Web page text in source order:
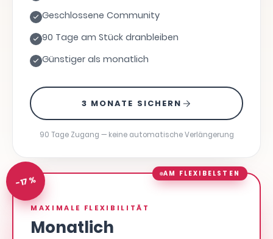
Geschlossene Community
90 Tage am Stück dranbleiben
Günstiger als monatlich
3 MONATE SICHERN
90 Tage Zugang — keine automatische Verlängerung
-17 % AM FLEXIBELSTEN
MAXIMALE FLEXIBILITÄT
Monatlich